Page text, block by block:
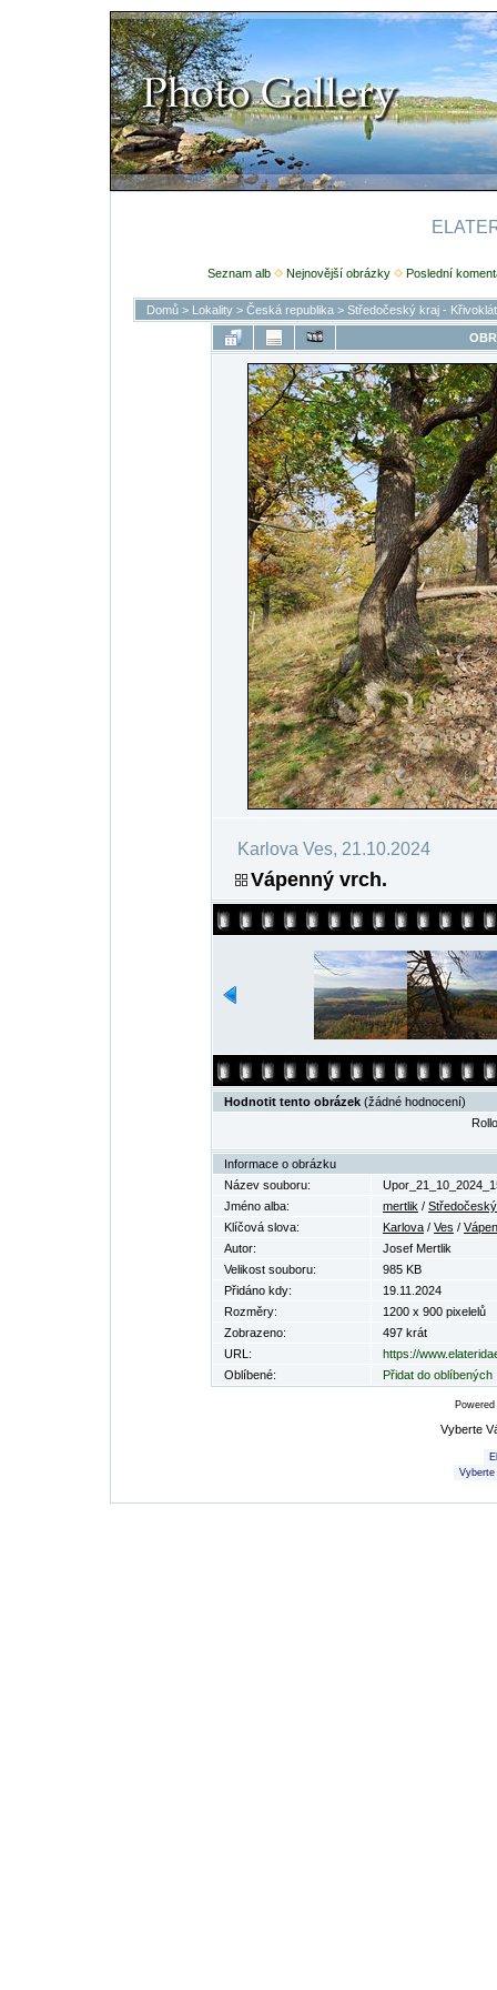
Seznam alb Nejnovější obrázky Poslední
Domů> Lokality> Česká republika> Středočeský kraj -
Karlova Ves, 21.10.2024
Vápenný vrch.
Hodnotit tento obrázek (žádné hodnocení)
Informace o obrázku
Název souboru:
Jméno alba:
mertlik /
Klíčová slova:
Karlova / Ves /
Autor:
Josef Mertlik
Velikost souboru:
985 KB
Přidáno kdy:
19.11.2024
Rozměry:
1200 x 900 pixelelů
Zobrazeno:
497 krát
URL:
https://
Oblíbené:
Přidat do oblíbených
Vyberte